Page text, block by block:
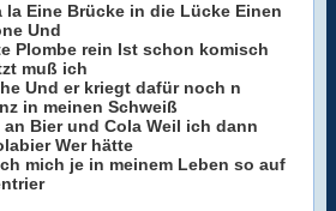
la Eine Brücke in die Lücke Einen
Und
Plombe rein Ist schon komisch
muß ich
Und er kriegt dafür noch n
in meinen Schweiß
Bier und Cola Weil ich dann
Wer hätte
mich je in meinem Leben so auf